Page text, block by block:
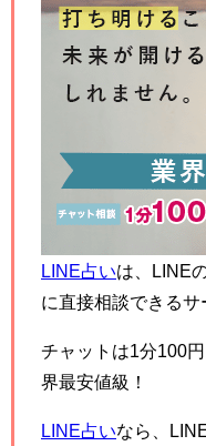
LINE占いは、LINE
に直接相談できるサ
チャットは1分100
界最安値級！
LINE占いなら、